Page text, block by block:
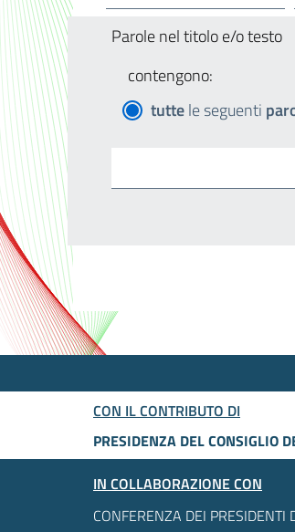
Parole nel titolo e/o testo
contengono:
tuttele seguenti
CON IL CONTRIBUTO DI
PRESIDENZA DEL CONSIGLIO
IN COLLABORAZIONE CON
CONFERENZA DEI